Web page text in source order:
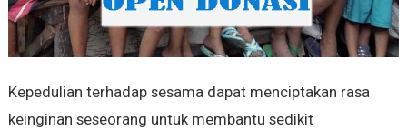
Kepedulian terhadap sesama dapat menciptakan rasa
keinginan seseorang untuk membantu sedikit